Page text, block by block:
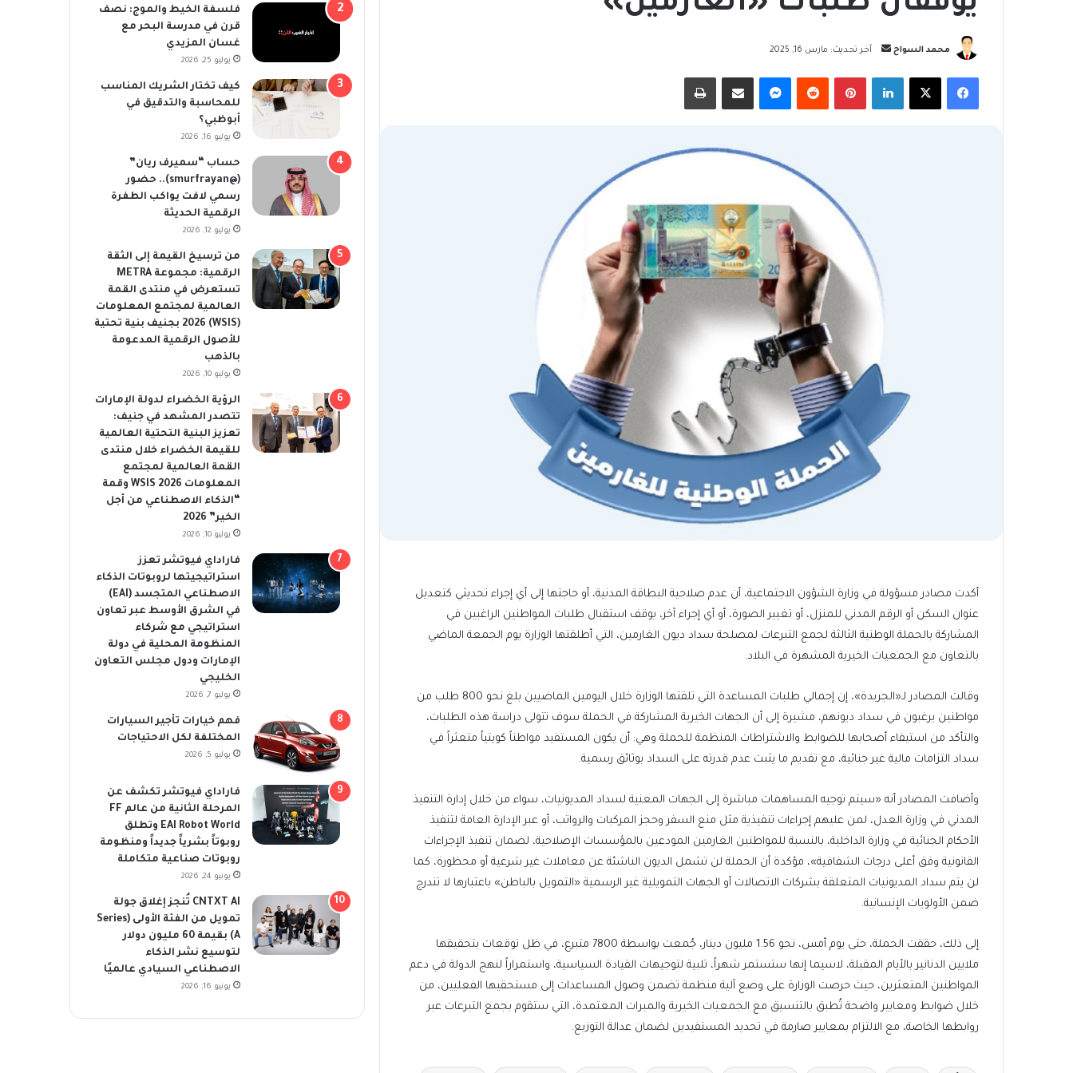
محمد السواح
أرسل
إلكترونيا
آخر تحديث: مارس 16, 2025
فيسبوك‫X لينكدإن بينتيريست ماسنجر مشاركة عبر البريد طباعة
أكدت مصادر مسؤولة في وزارة الشؤون الاجتماعية، أن عدم صلاحية البطاقة المدنية، أو حاجتها إلى أي إجراء تحديثي كتعديل
عنوان السكن أو الرقم المدني للمنزل، أو تغيير الصورة، أو أي إجراء آخر، يوقف استقبال طلبات المواطنين الراغبين في
المشاركة بالحملة الوطنية الثالثة لجمع التبرعات لمصلحة سداد ديون الغارمين، التي أطلقتها الوزارة يوم الجمعة الماضي
بالتعاون مع الجمعيات الخيرية المشهرة في البلاد.
وقالت المصادر لـ«الجريدة»، إن إجمالي طلبات المساعدة التي تلقتها الوزارة خلال اليومين الماضيين بلغ نحو 800 طلب من
مواطنين يرغبون في سداد ديونهم، مشيرة إلى أن الجهات الخيرية المشاركة في الحملة سوف تتولى دراسة هذه الطلبات،
والتأكد من استيفاء أصحابها للضوابط والاشتراطات المنظمة للحملة وهي: أن يكون المستفيد مواطناً كويتياً متعثراً في
سداد التزامات مالية غير جنائية، مع تقديم ما يثبت عدم قدرته على السداد بوثائق رسمية.
وأضافت المصادر أنه «سيتم توجيه المساهمات مباشرة إلى الجهات المعنية لسداد المديونيات، سواء من خلال إدارة التنفيذ
المدني في وزارة العدل، لمن عليهم إجراءات تنفيذية مثل منع السفر وحجز المركبات والرواتب، أو عبر الإدارة العامة لتنفيذ
الأحكام الجنائية في وزارة الداخلية، بالنسبة للمواطنين الغارمين المودعين بالمؤسسات الإصلاحية، لضمان تنفيذ الإجراءات
القانونية وفق أعلى درجات الشفافية»، مؤكدة أن الحملة لن تشمل الديون الناشئة عن معاملات غير شرعية أو محظورة، كما
لن يتم سداد المديونيات المتعلقة بشركات الاتصالات أو الجهات التمويلية غير الرسمية «التمويل بالباطن» باعتبارها لا تندرج
ضمن الأولويات الإنسانية.
إلى ذلك، حققت الحملة، حتى يوم أمس، نحو 1.56 مليون دينار، جُمعت بواسطة 7800 متبرع، في ظل توقعات بتحقيقها
ملايين الدنانير بالأيام المقبلة، لاسيما إنها ستستمر شهراً، تلبية لتوجيهات القيادة السياسية، واستمراراً لنهج الدولة في دعم
المواطنين المتعثرين، حيث حرصت الوزارة على وضع آلية منظمة تضمن وصول المساعدات إلى مستحقيها الفعليين، من
خلال ضوابط ومعايير واضحة تُطبق بالتنسيق مع الجمعيات الخيرية والمبرات المعتمدة، التي ستقوم بجمع التبرعات عبر
روابطها الخاصة، مع الالتزام بمعايير صارمة في تحديد المستفيدين لضمان عدالة التوزيع.
فلسفة الخيط والموج: نصف
قرن في مدرسة البحر مع
غسان المزيدي
يوليو 25, 2026
كيف تختار الشريك المناسب
للمحاسبة والتدقيق في
أبوظبي؟
يوليو 16, 2026
حساب “سميرف ريان”
(@smurfrayan).. حضور
رسمي لافت يواكب الطفرة
الرقمية الحديثة
يوليو 12, 2026
من ترسيخ القيمة إلى الثقة
الرقمية: مجموعة METRA
تستعرض في منتدى القمة
العالمية لمجتمع المعلومات
(WSIS) 2026 بجنيف بنية تحتية
للأصول الرقمية المدعومة
بالذهب
يوليو 10, 2026
الرؤية الخضراء لدولة الإمارات
تتصدر المشهد في جنيف:
تعزيز البنية التحتية العالمية
للقيمة الخضراء خلال منتدى
القمة العالمية لمجتمع
المعلومات WSIS 2026 وقمة
“الذكاء الاصطناعي من أجل
الخير” 2026
يوليو 10, 2026
فاراداي فيوتشر تعزز
استراتيجيتها لروبوتات الذكاء
الاصطناعي المتجسد (EAI)
في الشرق الأوسط عبر تعاون
استراتيجي مع شركاء
المنظومة المحلية في دولة
الإمارات ودول مجلس التعاون
الخليجي
يوليو 7, 2026
فهم خيارات تأجير السيارات
المختلفة لكل الاحتياجات
يوليو 5, 2026
فاراداي فيوتشر تكشف عن
المرحلة الثانية من عالم FF
EAI Robot World وتطلق
روبوتاً بشرياً جديداً ومنظومة
روبوتات صناعية متكاملة
يونيو 24, 2026
CNTXT AI تُنجز إغلاق جولة
تمويل من الفئة الأولى (Series
A) بقيمة 60 مليون دولار
لتوسيع نشر الذكاء
الاصطناعي السيادي عالميًا
يونيو 16, 2026